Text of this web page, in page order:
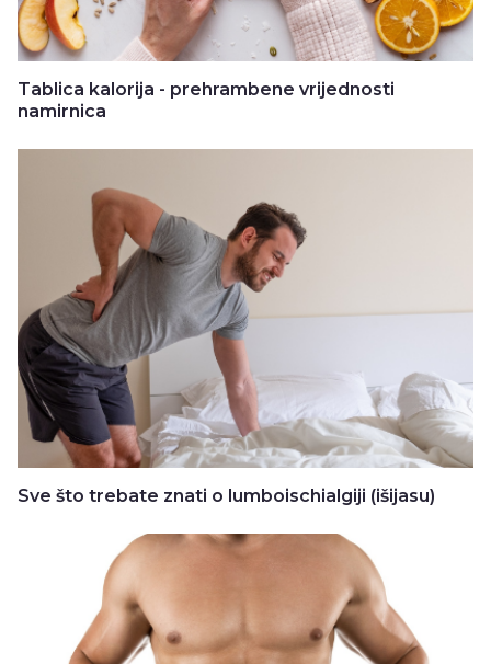
Tablica kalorija - prehrambene vrijednosti
namirnica
Sve što trebate znati o lumboischialgiji (išijasu)